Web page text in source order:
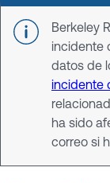
Skip to main
Berkeley
incidente
datos de
incidente
ha sido
correo si